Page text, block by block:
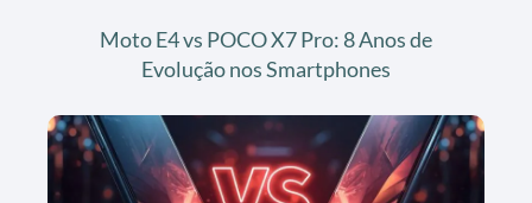
Moto E4 vs POCO X7 Pro: 8 Anos de
Evolução nos Smartphones